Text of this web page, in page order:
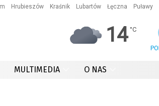
Hrubieszów Kraśnik Lubartów Łęczna Puławy
14 °C
MULTIMEDIA O NAS